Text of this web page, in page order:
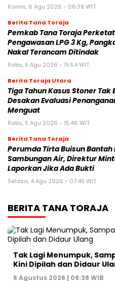
Kamis, 6 Agu 2026 - 06:38 WIT
Berita Tana Toraja
Pemkab Tana Toraja Perketat
Pengawasan LPG 3 Kg,
Nakal Terancam Ditindak
Rabu, 5 Agu 2026 - 15:54 WIT
Berita Toraja Utara
Tiga Tahun Kasus Stoner Tak
Desakan Evaluasi
Menguat
Rabu, 5 Agu 2026 - 15:46 WIT
Berita Tana Toraja
Perumda Tirta Buisun Bantah
Sambungan Air, Direktur
Laporkan Jika Ada Bukti
Selasa, 4 Agu 2026 - 07:45 WIT
BERITA TANA TORAJA
Tak Lagi Menumpuk,
Kini Dipilah dan Didaur
6 Agustus 2026 | 06:38 WIB